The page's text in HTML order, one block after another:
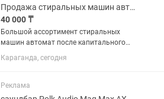
Продажа стиральных машин автомат
40 000 ₸
Большой ассортимент стиральных
машин автомат после капитального
ремонта На любой вкус В различной
ценовой категории Гарантия
Караганда, сегодня
Реклама